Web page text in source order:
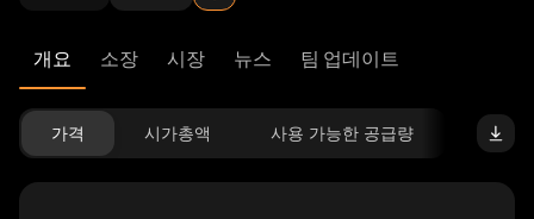
개요 소장 시장 뉴스 팀 업데이트
가격 시가총액 사용 가능한 공급량